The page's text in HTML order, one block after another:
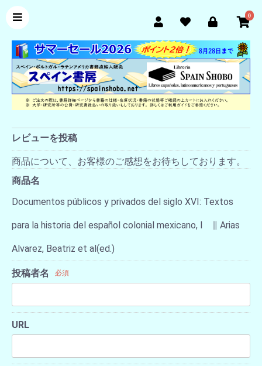
0
レビューを投稿
商品について、お客様のご感想をお待ちしております。
商品名
Documentos públicos y privados del siglo XVI: Textos
para la historia del español colonial mexicano, I ∥ Arias
Alvarez, Beatriz et al(ed.)
投稿者名 必須
URL